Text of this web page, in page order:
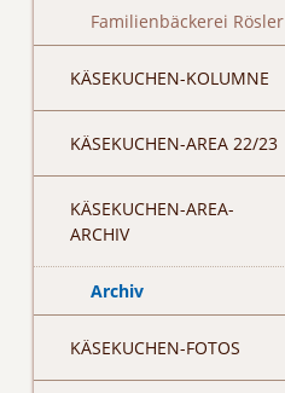
Familienbäckerei Rösler
KÄSEKUCHEN-KOLUMNE
KÄSEKUCHEN-AREA 22/23
KÄSEKUCHEN-AREA-
ARCHIV
Archiv
KÄSEKUCHEN-FOTOS